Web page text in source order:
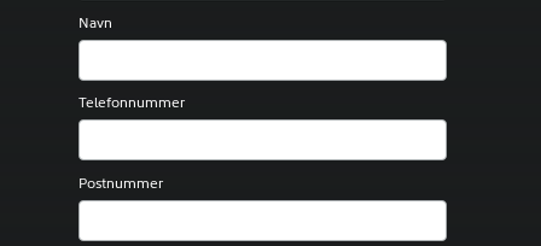
Navn
Telefonnummer
Postnummer